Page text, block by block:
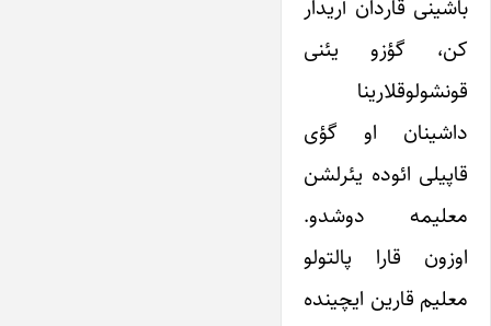
باشینی قاردان آریدار
کن، گؤزو یئنی
قونشولوقلارینا
داشینان او گؤی
قاپیلی ائوده یئرلشن
معلیمه دوشدو.
اوزون قارا پالتولو
معلیم قارین ایچینده